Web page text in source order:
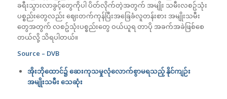
ခရီးသွားလာခွင့်တွေကိုပါ ပိတ်လိုက်တဲ့အတွက် အမျိုး သမီးလစဥ်သုံး
ပစ္စည်းတွေလည်း ဈေးတက်ကုန်ပြီးအခြေခံလူတန်းစား အမျိုးသမီး
တွေအတွက် လစဥ်သုံးပစ္စည်းတွေ ဝယ်ယူရ တာပို အခက်အခဲဖြစ်စေ
တယ်လို့ သိရပါတယ်။
Source – DVB
အိုးဘိုထောင်၌ ဆေးကုသမှုလုံလောက်စွာမရသည့် နိုင်ကျဉ်း
အမျိုးသမီး သေဆုံး